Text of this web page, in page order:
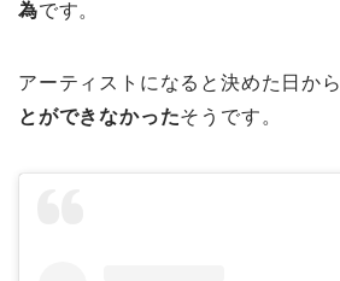
為です。
アーティストになると決めた日から
とができなかったそうです。